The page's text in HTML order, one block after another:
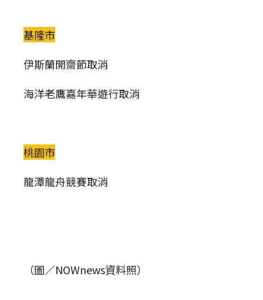
基隆市
伊斯蘭開齋節取消
海洋老鷹嘉年華遊行取消
桃園市
龍潭龍舟競賽取消
（圖／NOWnews資料照）